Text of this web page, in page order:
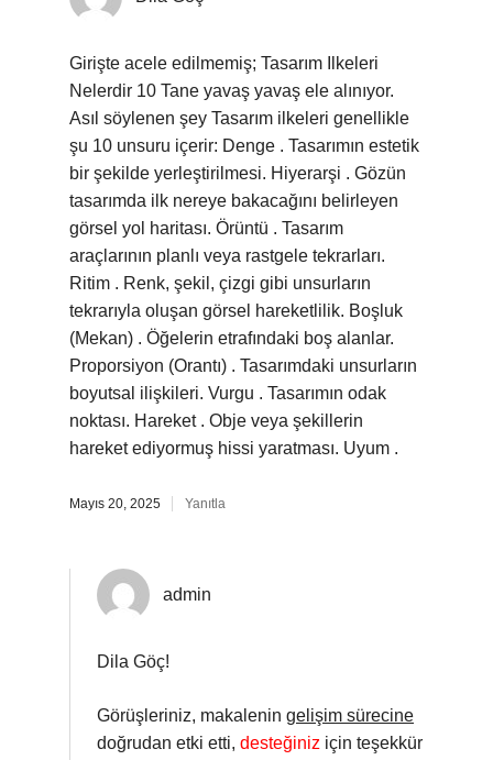
Girişte acele edilmemiş; Tasarım Ilkeleri
Nelerdir 10 Tane yavaş yavaş ele alınıyor.
Asıl söylenen şey Tasarım ilkeleri genellikle
şu 10 unsuru içerir: Denge . Tasarımın estetik
bir şekilde yerleştirilmesi. Hiyerarşi . Gözün
tasarımda ilk nereye bakacağını belirleyen
görsel yol haritası. Örüntü . Tasarım
araçlarının planlı veya rastgele tekrarları.
Ritim . Renk, şekil, çizgi gibi unsurların
tekrarıyla oluşan görsel hareketlilik. Boşluk
(Mekan) . Öğelerin etrafındaki boş alanlar.
Proporsiyon (Orantı) . Tasarımdaki unsurların
boyutsal ilişkileri. Vurgu . Tasarımın odak
noktası. Hareket . Obje veya şekillerin
hareket ediyormuş hissi yaratması. Uyum .
Mayıs 20, 2025 Yanıtla
admin
Dila Göç!
Görüşleriniz, makalenin gelişim sürecine
doğrudan etki etti, desteğiniz için teşekkür